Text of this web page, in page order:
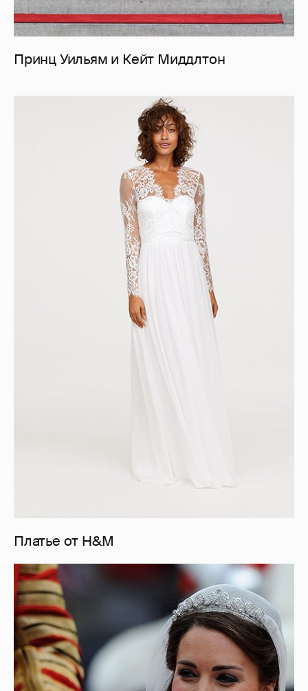
Принц Уильям и Кейт Миддлтон
Платье от H&M